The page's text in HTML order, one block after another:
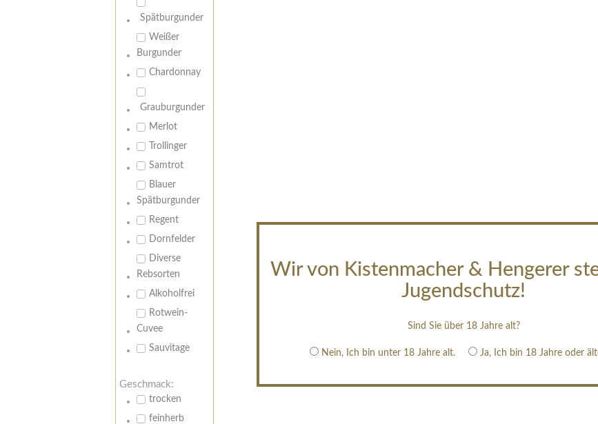
Wir von Kistenmacher & Hengerer
Jugendschutz!
Sind Sie über 18 Jahre alt?
Nein, Ich bin unter 18 Jahre alt. Ja, Ich bin 18 Jahre oder
Spätburgunder
Weißer
Burgunder
Chardonnay
Grauburgunder
Merlot
Trollinger
Samtrot
Blauer
Spätburgunder
Regent
Dornfelder
Diverse
Rebsorten
Alkoholfrei
Rotwein-
Cuvee
Sauvitage
Geschmack:
trocken
feinherb